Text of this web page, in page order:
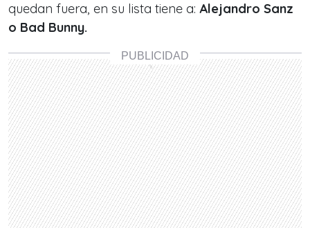
quedan fuera, en su lista tiene a: Alejandro Sanz
o Bad Bunny.